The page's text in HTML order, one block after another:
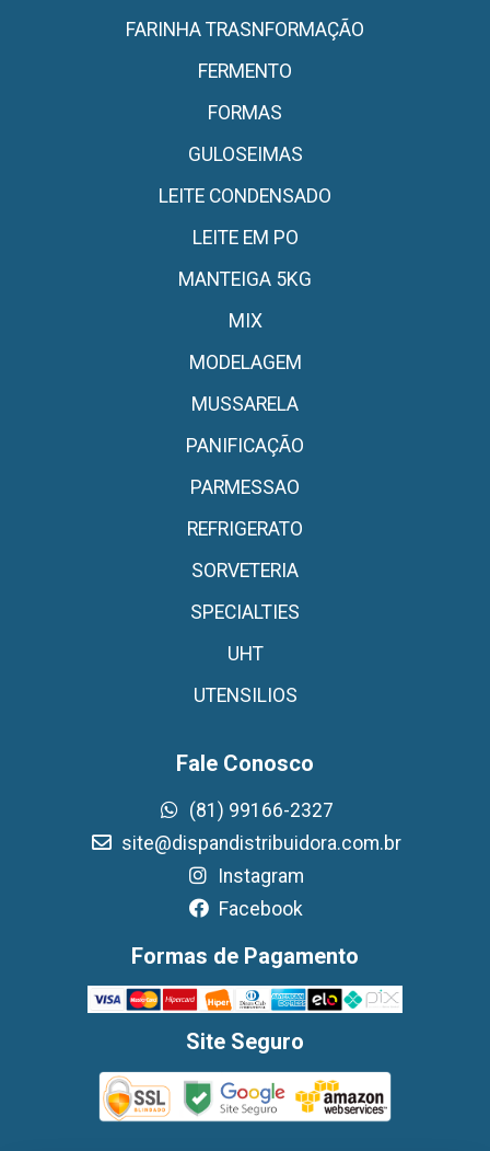
FARINHA TRASNFORMAÇÃO
FERMENTO
FORMAS
GULOSEIMAS
LEITE CONDENSADO
LEITE EM PO
MANTEIGA 5KG
MIX
MODELAGEM
MUSSARELA
PANIFICAÇÃO
PARMESSAO
REFRIGERATO
SORVETERIA
SPECIALTIES
UHT
UTENSILIOS
Fale Conosco
(81) 99166-2327
site@dispandistribuidora.com.br
Instagram
Facebook
Formas de Pagamento
Site Seguro